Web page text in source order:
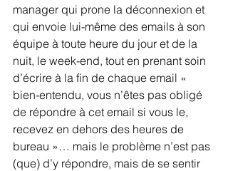
manager qui prone la déconnexion et
qui envoie lui-même des emails à son
équipe à toute heure du jour et de la
nuit, le week-end, tout en prenant soin
d’écrire à la fin de chaque email «
bien-entendu, vous n’êtes pas obligé
de répondre à cet email si vous le,
recevez en dehors des heures de
bureau »… mais le problème n’est pas
(que) d’y répondre, mais de se sentir